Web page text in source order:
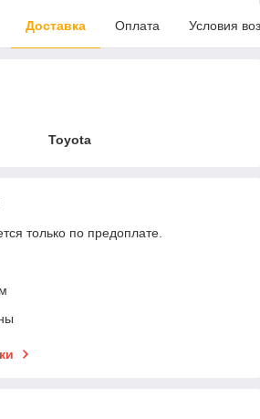
Доставка Оплата Условия
Toyota
только по предоплате.